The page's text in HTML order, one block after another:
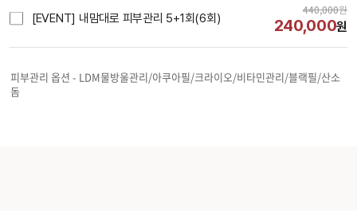
[EVENT] 내맘대로 피부관리 5+1회(6회)
440,000원
240,000원
시술내용
피부관리 옵션 - LDM물방울관리/아쿠아필/크라이오/비타민관리/블랙필/산소
돔